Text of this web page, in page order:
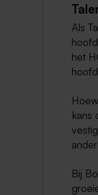
Als
het
kans
Bij